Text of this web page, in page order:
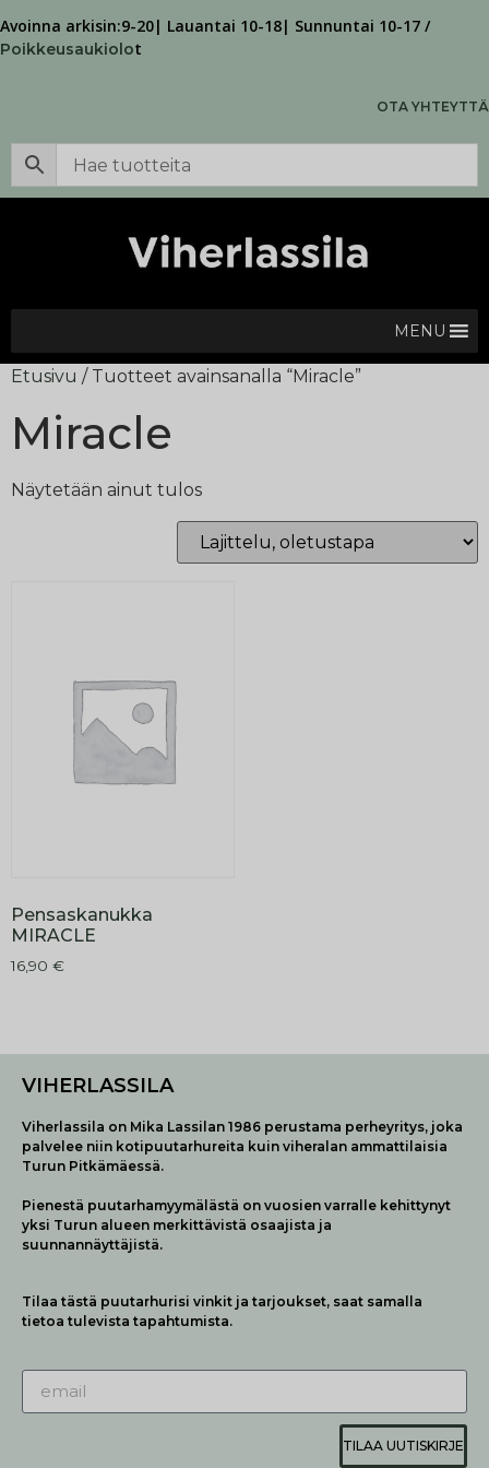
Avoinna arkisin:9-20| Lauantai 10-18| Sunnuntai 10-17 /
Poikkeusaukiolot
OTA YHTEYTTÄ
MENU
Etusivu / Tuotteet avainsanalla “Miracle”
Miracle
Näytetään ainut tulos
Pensaskanukka
MIRACLE
16,90 €
VIHERLASSILA
Viherlassila on Mika Lassilan 1986 perustama perheyritys, joka
palvelee niin kotipuutarhureita kuin viheralan ammattilaisia
Turun Pitkämäessä.
Pienestä puutarhamyymälästä on vuosien varralle kehittynyt
yksi Turun alueen merkittävistä osaajista ja
suunnannäyttäjistä.
Tilaa tästä puutarhurisi vinkit ja tarjoukset, saat samalla
tietoa tulevista tapahtumista.
TILAA UUTISKIRJE